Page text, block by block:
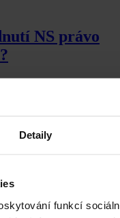
Detaily
funkcí
NS právo
nevznikne nájemci
na vzniku vady, byť
rozhodnutí i ve světle